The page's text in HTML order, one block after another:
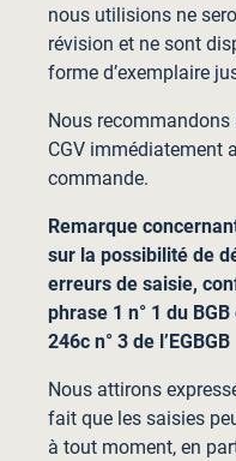
nous utilisions ne
révision et ne sont
forme d’exemplaire
Nous recommandons
CGV immédiatement
commande.
Remarque
sur la possibilité de
erreurs de saisie,
phrase 1 n° 1 du
246c n° 3 de l’EGBGB
Nous attirons
fait que les saisies
à tout moment, en